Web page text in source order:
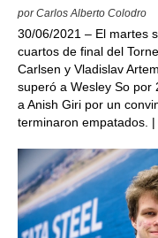
por Carlos Alberto Colodro
30/06/2021 – El martes
cuartos de final del
Carlsen y Vladislav
superó a Wesley So
a Anish Giri por un
terminaron empatados. |